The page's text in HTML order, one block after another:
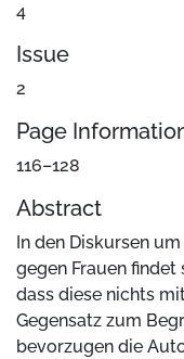
4
Issue
2
Page
116–128
Abstract
In den Diskursen
gegen Frauen
dass diese nichts
Gegensatz zum
bevorzugen die